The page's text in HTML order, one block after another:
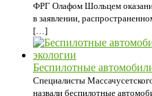
ФРГ Олафом Шольцем
в заявлении,
[…]
Беспилотные
Специалисты
назвали беспилотные